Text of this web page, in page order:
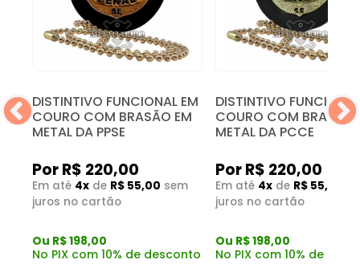
DISTINTIVO FUNCIONAL EM
COURO COM BRASÃO EM
METAL DA PPSE
Por R$ 220,00
Em até 4x de R$ 55,00 sem
juros no cartão
Ou R$ 198,00
No PIX com 10% de desconto
DISTINTIVO
COURO COM BRASÃO
METAL DA PCCE
Por R$ 220,00
Em até 4x de R$ 55,00
juros no cartão
Ou R$ 198,00
No PIX com 10% de